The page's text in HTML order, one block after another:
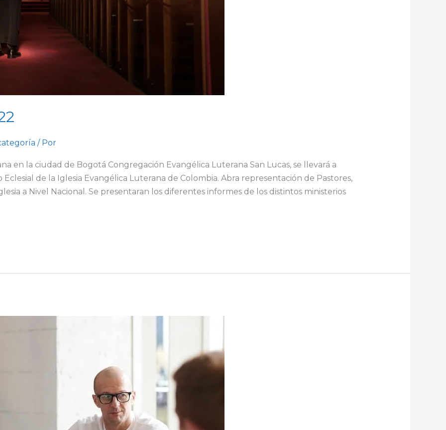
/ Por
en la ciudad de Bogotá Congregación Evangélica Luterana San Lucas, se llevará a
de la Iglesia Evangélica Luterana de Colombia. Abra representación de Pastores,
a Nivel Nacional. Se presentaran los diferentes informes de los distintos ministerios